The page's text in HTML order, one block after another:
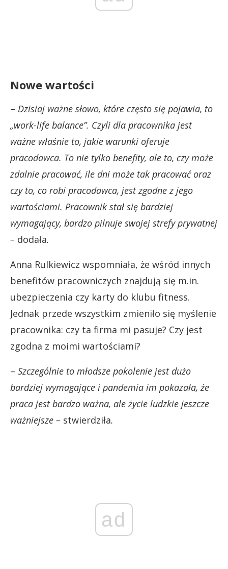
Nowe wartości
– Dzisiaj ważne słowo, które często się pojawia, to
„work-life balance”. Czyli dla pracownika jest
ważne właśnie to, jakie warunki oferuje
pracodawca. To nie tylko benefity, ale to, czy może
zdalnie pracować, ile dni może tak pracować oraz
czy to, co robi pracodawca, jest zgodne z jego
wartościami. Pracownik stał się bardziej
wymagający, bardzo pilnuje swojej strefy prywatnej
– dodała.
Anna Rulkiewicz wspomniała, że wśród innych
benefitów pracowniczych znajdują się m.in.
ubezpieczenia czy karty do klubu fitness.
Jednak przede wszystkim zmieniło się myślenie
pracownika: czy ta firma mi pasuje? Czy jest
zgodna z moimi wartościami?
– Szczególnie to młodsze pokolenie jest dużo
bardziej wymagające i pandemia im pokazała, że
praca jest bardzo ważna, ale życie ludzkie jeszcze
ważniejsze – stwierdziła.
ad